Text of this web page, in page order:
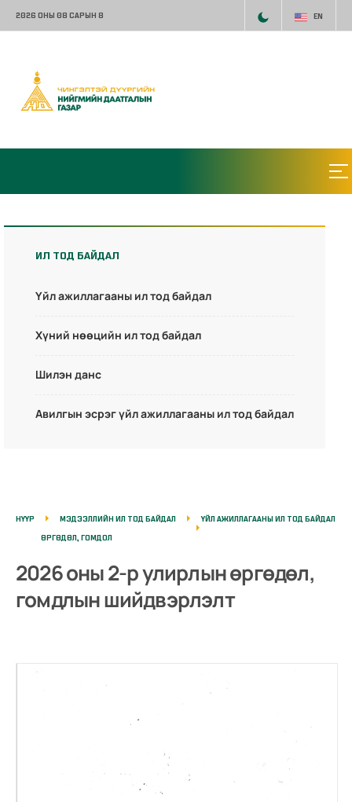
2026 ОНЫ 08 САРЫН 8 EN
ИЛ ТОД БАЙДАЛ
Үйл ажиллагааны ил тод байдал
Хүний нөөцийн ил тод байдал
Шилэн данс
Авилгын эсрэг үйл ажиллагааны ил тод байдал
НҮҮР МЭДЭЭЛЛИЙН ИЛ ТОД БАЙДАЛ
ҮЙЛ АЖИЛЛАГААНЫ ИЛ ТОД БАЙДАЛ
ӨРГӨДӨЛ, ГОМДОЛ
2026 оны 2-р улирлын өргөдөл,
гомдлын шийдвэрлэлт